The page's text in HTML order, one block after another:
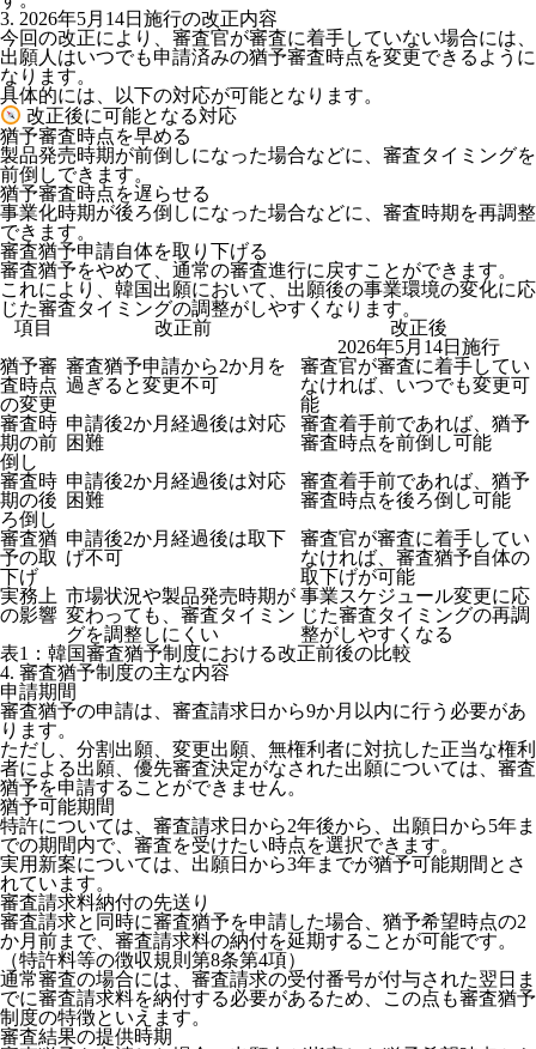
3. 2026年5月14日施行の改正内容
今回の改正により、 審査官が審査に着手していない場合には、
出願人はいつでも申請済みの猶予審査時点を変更できる ように
なります。
具体的には、以下の対応が可能となります。
改正後に可能となる対応
猶予審査時点を早める
製品発売時期が前倒しになった場合などに、審査タイミングを
前倒しできます。
猶予審査時点を遅らせる
事業化時期が後ろ倒しになった場合などに、審査時期を再調整
できます。
審査猶予申請自体を取り下げる
審査猶予をやめて、通常の審査進行に戻すことができます。
これにより、韓国出願において、出願後の事業環境の変化に応
じた審査タイミングの調整がしやすくなります。
項目
改正前
改正後
2026年5月14日施行
猶予審
査時点
の変更
審査猶予申請から2か月を
過ぎると変更不可
審査官が審査に着手してい
なければ、いつでも変更可
能
審査時
期の前
倒し
申請後2か月経過後は対応
困難
審査着手前であれば、猶予
審査時点を前倒し可能
審査時
期の後
ろ倒し
申請後2か月経過後は対応
困難
審査着手前であれば、猶予
審査時点を後ろ倒し可能
審査猶
予の取
下げ
申請後2か月経過後は取下
げ不可
審査官が審査に着手してい
なければ、審査猶予自体の
取下げが可能
実務上
の影響
市場状況や製品発売時期が
変わっても、審査タイミン
グを調整しにくい
事業スケジュール変更に応
じた審査タイミングの再調
整がしやすくなる
表1：韓国審査猶予制度における改正前後の比較
4. 審査猶予制度の主な内容
申請期間
審査猶予の申請は、 審査請求日から9か月以内に行う必要があ
ります。
ただし、分割出願、変更出願、無権利者に対抗した正当な権利
者による出願、優先審査決定がなされた出願については、審査
猶予を申請することができません。
猶予可能期間
特許については、審査請求日から2年後から、出願日から5年ま
での期間内で、審査を受けたい時点を選択できます。
実用新案については、出願日から3年までが猶予可能期間とさ
れています。
審査請求料納付の先送り
審査請求と同時に審査猶予を申請した場合、 猶予希望時点の2
か月前まで、審査請求料の納付を延期することが可能です。
（特許料等の徴収規則第8条第4項）
通常審査の場合には、審査請求の受付番号が付与された翌日ま
でに審査請求料を納付する必要があるため、この点も審査猶予
制度の特徴といえます。
審査結果の提供時期